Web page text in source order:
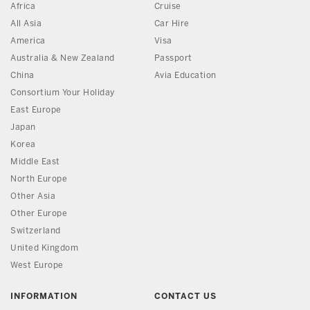
Africa
All Asia
America
Australia & New Zealand
China
Consortium Your Holiday
East Europe
Japan
Korea
Middle East
North Europe
Other Asia
Other Europe
Switzerland
United Kingdom
West Europe
Cruise
Car Hire
Visa
Passport
Avia Education
INFORMATION CONTACT US